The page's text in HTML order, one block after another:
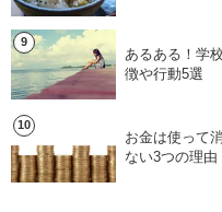
あるある！学
徴や行動5選
お金は使って
ない3つの理由